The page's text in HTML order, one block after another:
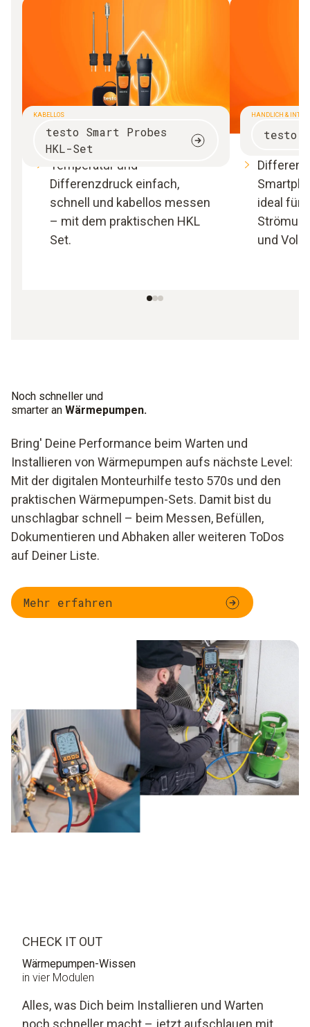
KABELLOS
testo Smart Probes
HKL-Set
Temperatur und
Differenzdruck einfach,
schnell und kabellos messen
– mit dem praktischen HKL
Set.
HANDLICH &
testo
ideal für
und
Noch schneller und
smarter an Wärmepumpen.
Bring' Deine Performance beim Warten und
Installieren von Wärmepumpen aufs nächste Level:
Mit der digitalen Monteurhilfe testo 570s und den
praktischen Wärmepumpen-Sets. Damit bist du
unschlagbar schnell – beim Messen, Befüllen,
Dokumentieren und Abhaken aller weiteren ToDos
auf Deiner Liste.
Mehr erfahren
CHECK IT OUT
Wärmepumpen-Wissen
in vier Modulen
Alles, was Dich beim Installieren und Warten
noch schneller macht – jetzt aufschlauen mit